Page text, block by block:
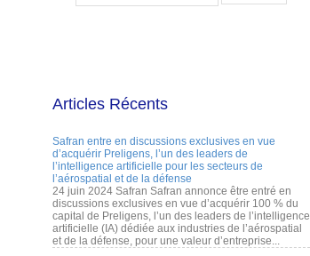
Articles Récents
Safran entre en discussions exclusives en vue
d’acquérir Preligens, l’un des leaders de
l’intelligence artificielle pour les secteurs de
l’aérospatial et de la défense
24 juin 2024 Safran Safran annonce être entré en
discussions exclusives en vue d’acquérir 100 % du
capital de Preligens, l’un des leaders de l’intelligence
artificielle (IA) dédiée aux industries de l’aérospatial
et de la défense, pour une valeur d’entreprise...